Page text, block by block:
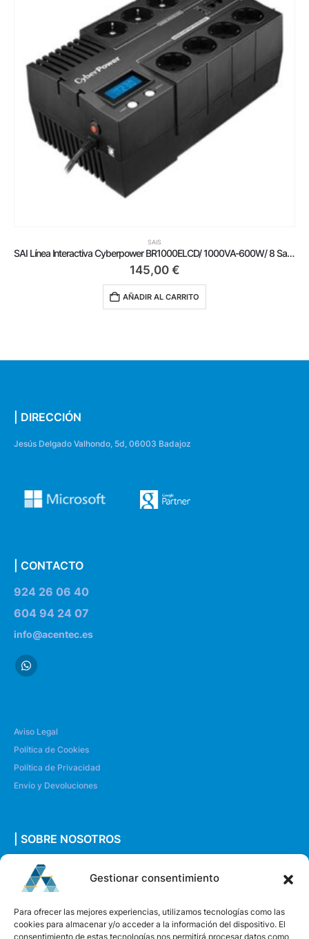
Gestionar consentimiento
Para ofrecer las mejores experiencias, utilizamos tecnologías como las
cookies para almacenar y/o acceder a la información del dispositivo. El
consentimiento de estas tecnologías nos permitirá procesar datos como
SAIS
SAI Línea Interactiva Cyberpower BR1000ELCD/ 1000VA-600W/ 8 Salidas/ Formato Bloque
145,00 €
AÑADIR AL CARRITO
| DIRECCIÓN
Jesús Delgado Valhondo, 5d, 06003 Badajoz
| CONTACTO
924 26 06 40
604 94 24 07
info@acentec.es
Aviso Legal
Política de Cookies
Política de Privacidad
Envío y Devoluciones
| SOBRE NOSOTROS
Quiénes somos
Envíanos un mensaje